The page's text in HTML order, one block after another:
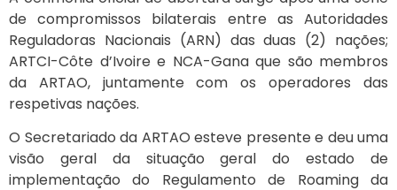
de compromissos bilaterais entre as Autoridades
Reguladoras Nacionais (ARN) das duas (2) nações;
ARTCI-Côte d’Ivoire e NCA-Gana que são membros
da ARTAO, juntamente com os operadores das
respetivas nações.
O Secretariado da ARTAO esteve presente e deu uma
visão geral da situação geral do estado de
implementação do Regulamento de Roaming da